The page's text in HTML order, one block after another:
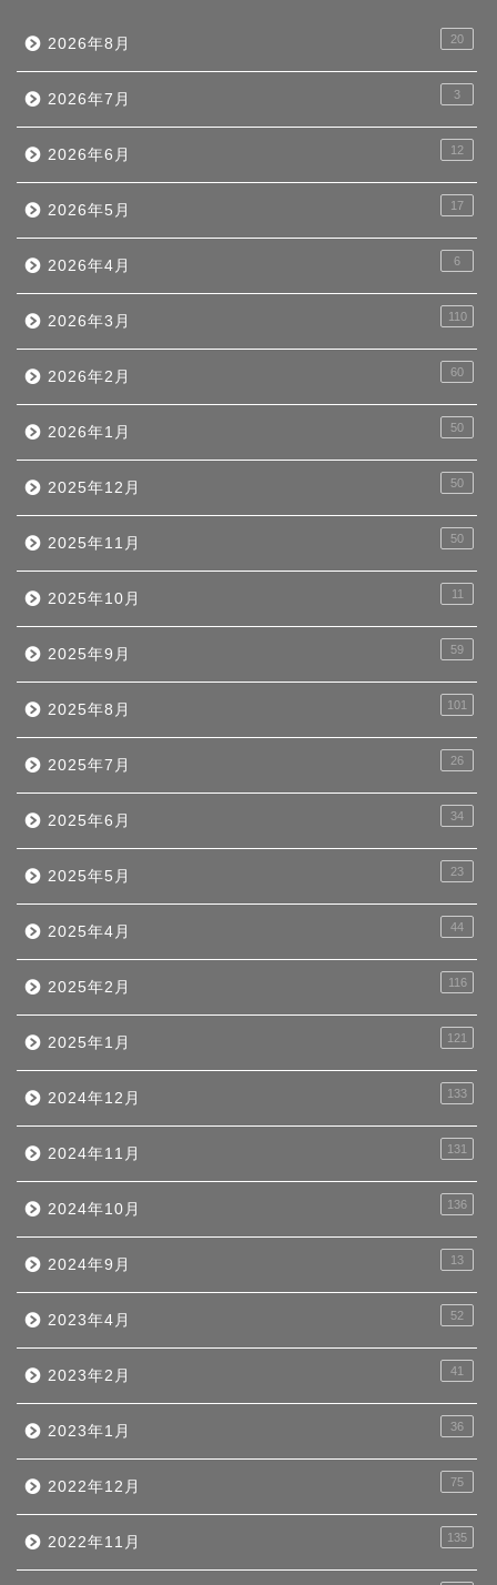
2026年8月 20
2026年7月 3
2026年6月 12
2026年5月 17
2026年4月 6
2026年3月 110
2026年2月 60
2026年1月 50
2025年12月 50
2025年11月 50
2025年10月 11
2025年9月 59
2025年8月 101
2025年7月 26
2025年6月 34
2025年5月 23
2025年4月 44
2025年2月 116
2025年1月 121
2024年12月 133
2024年11月 131
2024年10月 136
2024年9月 13
2023年4月 52
2023年2月 41
2023年1月 36
2022年12月 75
2022年11月 135